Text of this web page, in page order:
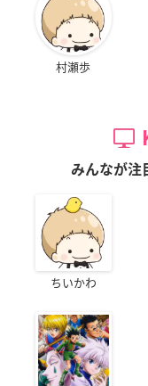
村瀬歩
みんなが注
ちいかわ